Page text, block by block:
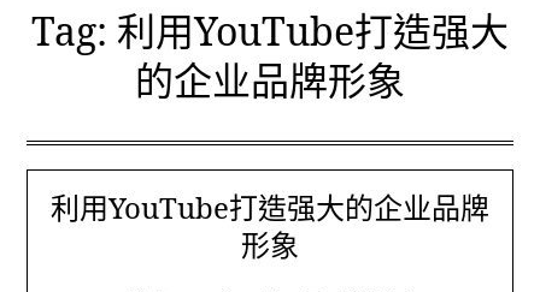
Tag: 利用YouTube打造强大
的企业品牌形象
利用YouTube打造强大的企业品牌
形象